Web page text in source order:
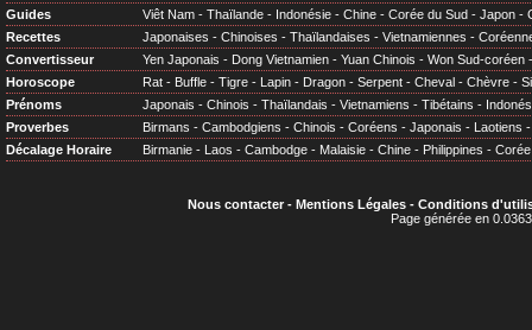
Guides
Viêt Nam - Thaïlande - Indonésie - Chine - Corée du Sud - Japon -
Recettes
Japonaises - Chinoises - Thaïlandaises - Vietnamiennes -
Convertisseur
Yen Japonais - Dong Vietnamien - Yuan Chinois - Won Sud-coréen
Horoscope
Rat - Buffle - Tigre - Lapin - Dragon - Serpent - Cheval - Chèvre -
Prénoms
Japonais - Chinois - Thaïlandais - Vietnamiens - Tibétains -
Proverbes
Birmans - Cambodgiens - Chinois - Coréens - Japonais - Laotiens
Décalage Horaire
Birmanie - Laos - Cambodge - Malaisie - Chine - Philippines - Corée
Nous contacter- Mentions Légales- Conditions
Page générée en